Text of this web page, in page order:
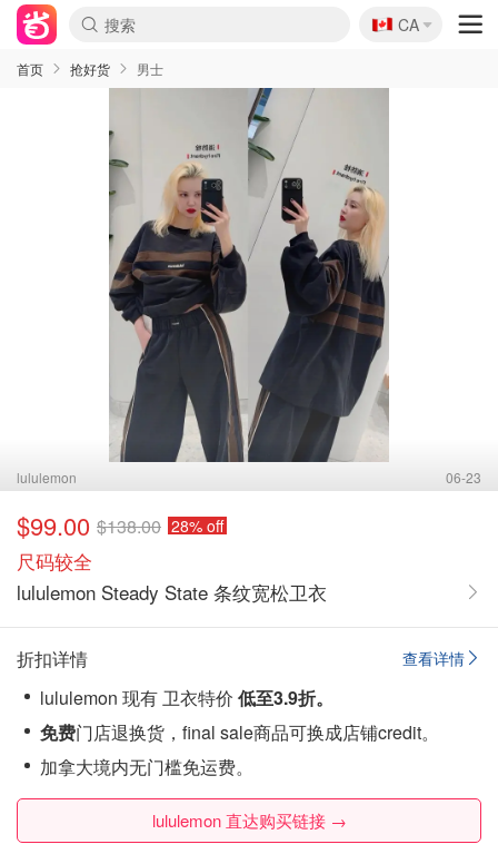
🇨🇦
CA
首页 抢好货 男士
lululemon 06-23
$99.00 $138.00 28% off
尺码较全
lululemon Steady State 条纹宽松卫衣
查看详情
折扣详情
lululemon 现有 卫衣特价 低至3.9折。
免费门店退换货，final sale商品可换成店铺credit。
加拿大境内无门槛免运费。
lululemon 直达购买链接 →